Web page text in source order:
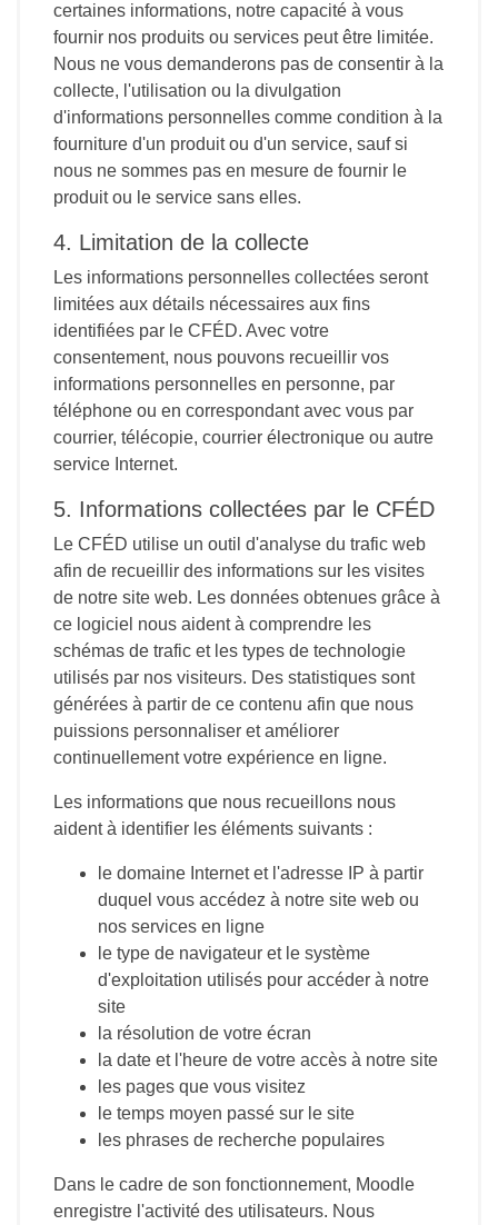
certaines informations, notre capacité à vous
fournir nos produits ou services peut être limitée.
Nous ne vous demanderons pas de consentir à la
collecte, l'utilisation ou la divulgation
d'informations personnelles comme condition à la
fourniture d'un produit ou d'un service, sauf si
nous ne sommes pas en mesure de fournir le
produit ou le service sans elles.
4. Limitation de la collecte
Les informations personnelles collectées seront
limitées aux détails nécessaires aux fins
identifiées par le CFÉD. Avec votre
consentement, nous pouvons recueillir vos
informations personnelles en personne, par
téléphone ou en correspondant avec vous par
courrier, télécopie, courrier électronique ou autre
service Internet.
5. Informations collectées par le CFÉD
Le CFÉD utilise un outil d'analyse du trafic web
afin de recueillir des informations sur les visites
de notre site web. Les données obtenues grâce à
ce logiciel nous aident à comprendre les
schémas de trafic et les types de technologie
utilisés par nos visiteurs. Des statistiques sont
générées à partir de ce contenu afin que nous
puissions personnaliser et améliorer
continuellement votre expérience en ligne.
Les informations que nous recueillons nous
aident à identifier les éléments suivants :
le domaine Internet et l'adresse IP à partir
duquel vous accédez à notre site web ou
nos services en ligne
le type de navigateur et le système
d'exploitation utilisés pour accéder à notre
site
la résolution de votre écran
la date et l'heure de votre accès à notre site
les pages que vous visitez
le temps moyen passé sur le site
les phrases de recherche populaires
Dans le cadre de son fonctionnement, Moodle
enregistre l'activité des utilisateurs. Nous